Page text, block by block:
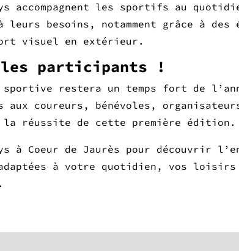
accompagnent les sportifs au
besoins, notamment grâce à des
visuel en extérieur.
participants !
restera un temps fort de
coureurs, bénévoles,
réussite de cette première édition.
à Coeur de Jaurès pour découvrir
à votre quotidien, vos